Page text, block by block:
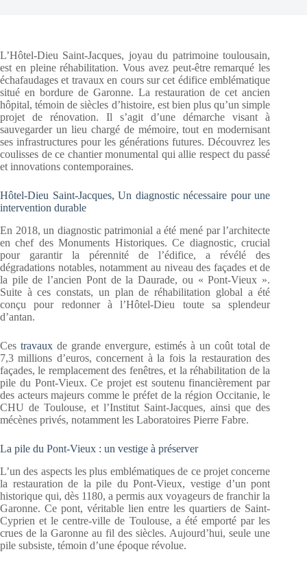
L’Hôtel-Dieu Saint-Jacques, joyau du patrimoine toulousain,
est en pleine réhabilitation. Vous avez peut-être remarqué les
échafaudages et travaux en cours sur cet édifice emblématique
situé en bordure de Garonne. La restauration de cet ancien
hôpital, témoin de siècles d’histoire, est bien plus qu’un simple
projet de rénovation. Il s’agit d’une démarche visant à
sauvegarder un lieu chargé de mémoire, tout en modernisant
ses infrastructures pour les générations futures. Découvrez les
coulisses de ce chantier monumental qui allie respect du passé
et innovations contemporaines.
Hôtel-Dieu Saint-Jacques, Un diagnostic nécessaire pour une
intervention durable
En 2018, un diagnostic patrimonial a été mené par l’architecte
en chef des Monuments Historiques. Ce diagnostic, crucial
pour garantir la pérennité de l’édifice, a révélé des
dégradations notables, notamment au niveau des façades et de
la pile de l’ancien Pont de la Daurade, ou « Pont-Vieux ».
Suite à ces constats, un plan de réhabilitation global a été
conçu pour redonner à l’Hôtel-Dieu toute sa splendeur
d’antan.
Cestravaux de grande envergure, estimés à un coût total de
7,3 millions d’euros, concernent à la fois la restauration des
façades, le remplacement des fenêtres, et la réhabilitation de la
pile du Pont-Vieux. Ce projet est soutenu financièrement par
des acteurs majeurs comme le préfet de la région Occitanie, le
CHU de Toulouse, et l’Institut Saint-Jacques, ainsi que des
mécènes privés, notamment les Laboratoires Pierre Fabre.
La pile du Pont-Vieux : un vestige à préserver
L’un des aspects les plus emblématiques de ce projet concerne
la restauration de la pile du Pont-Vieux, vestige d’un pont
historique qui, dès 1180, a permis aux voyageurs de franchir la
Garonne. Ce pont, véritable lien entre les quartiers de Saint-
Cyprien et le centre-ville de Toulouse, a été emporté par les
crues de la Garonne au fil des siècles. Aujourd’hui, seule une
pile subsiste, témoin d’une époque révolue.